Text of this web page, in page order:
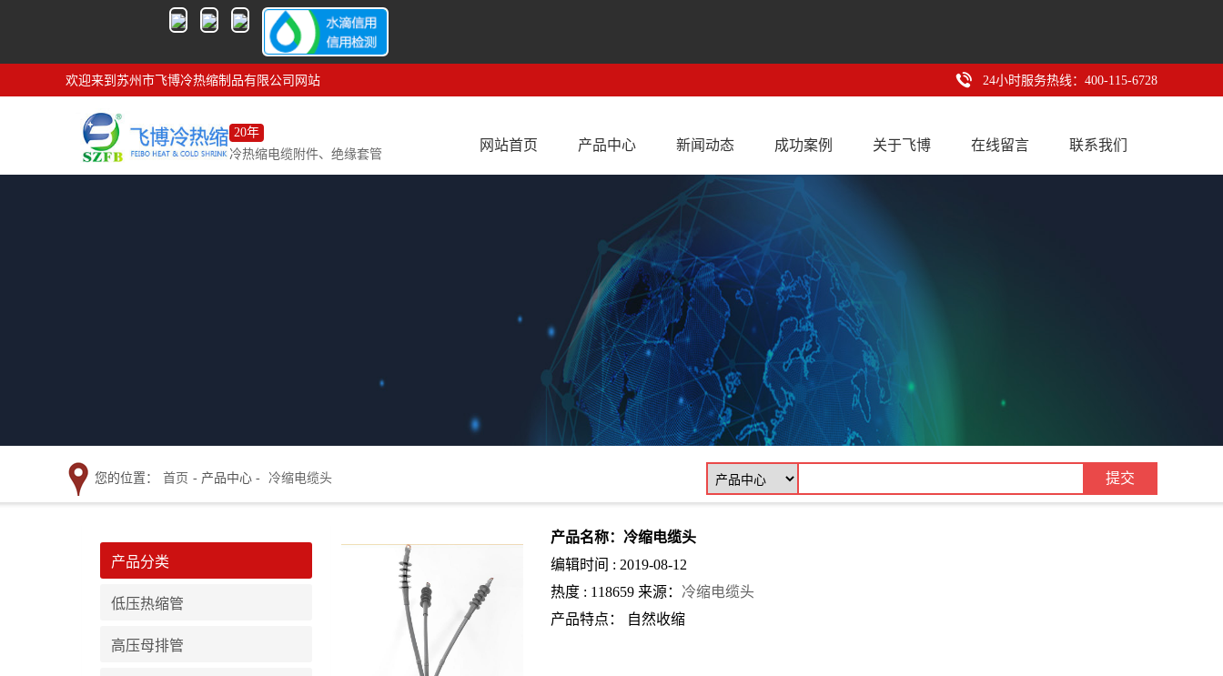
欢迎来到苏州市飞博冷热缩制品有限公司网站 24小时服务热线：400-115-6728
20年
冷热缩电缆附件、绝缘套管
网站首页 产品中心 新闻动态 成功案例 关于飞博 在线留言 联系我们
您的位置： 首页 - 产品中心 - 冷缩电缆头
产品分类
低压热缩管
高压母排管
产品名称：冷缩电缆头
编辑时间 : 2019-08-12
热度 : 118659 来源： 冷缩电缆头
产品特点： 自然收缩